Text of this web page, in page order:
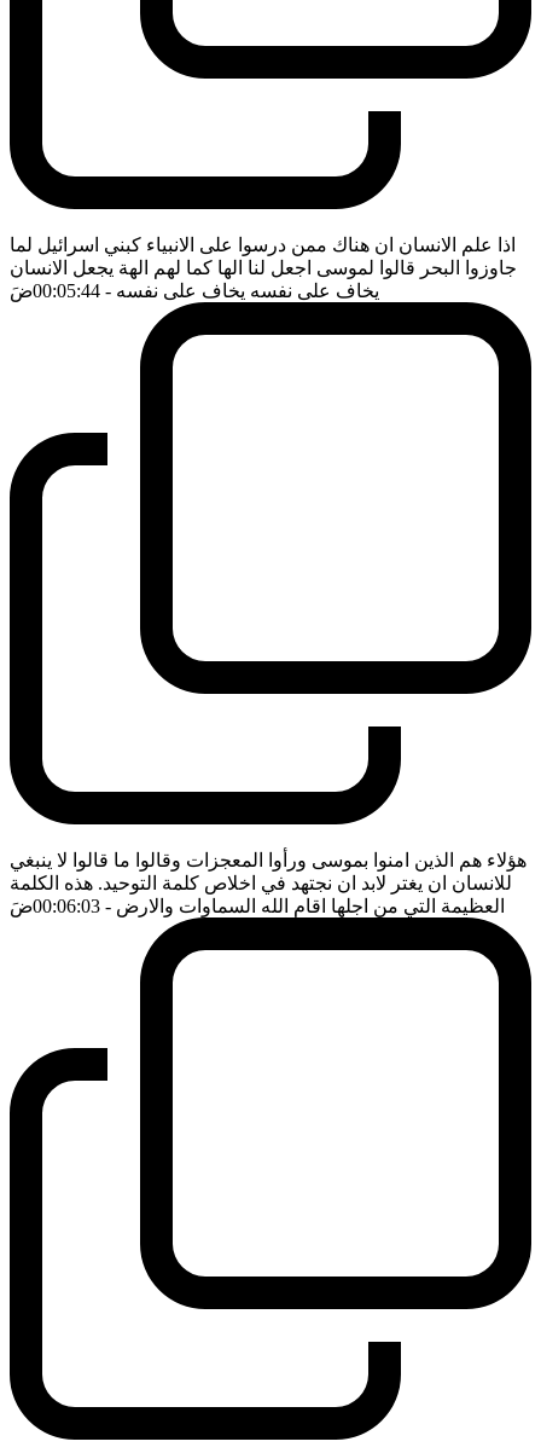
اذا علم الانسان ان هناك ممن درسوا على الانبياء كبني اسرائيل لما
جاوزوا البحر قالوا لموسى اجعل لنا الها كما لهم الهة يجعل الانسان
يخاف على نفسه يخاف على نفسه - 00:05:44 ضَ
هؤلاء هم الذين امنوا بموسى ورأوا المعجزات وقالوا ما قالوا لا ينبغي
للانسان ان يغتر لابد ان نجتهد في اخلاص كلمة التوحيد. هذه الكلمة
العظيمة التي من اجلها اقام الله السماوات والارض - 00:06:03 ضَ